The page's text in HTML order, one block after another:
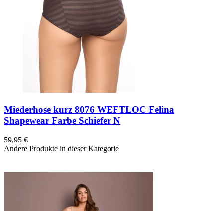
Miederhose kurz 8076 WEFTLOC Felina
Shapewear Farbe Schiefer N
59,95 €
Andere Produkte in dieser Kategorie